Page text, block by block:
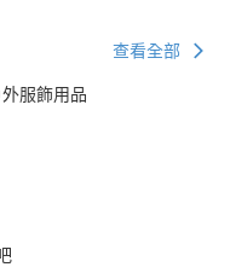
查看全部
服飾用品